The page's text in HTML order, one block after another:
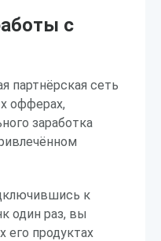
с
партнёрская сеть
офферах,
заработка
к
один раз, вы
его продуктах